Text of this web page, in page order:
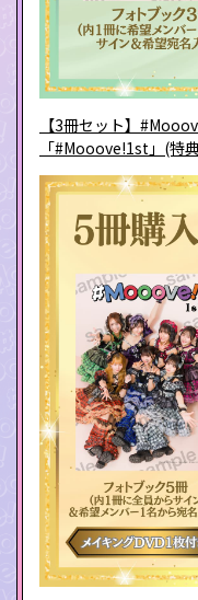
【3冊セット】
「#Mooove!1st」(特